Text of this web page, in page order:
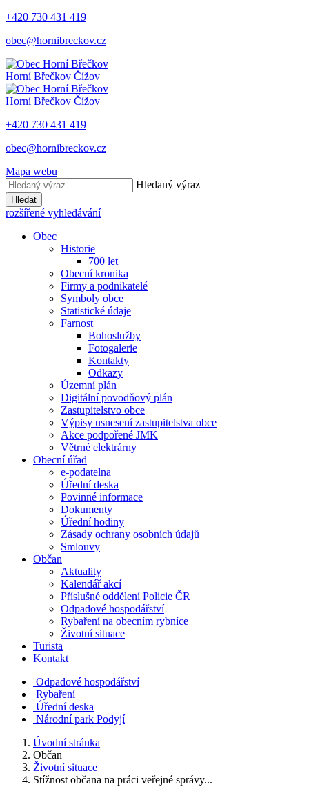
+420 730 431 419
obec@hornibreckov.cz
Horní Břečkov Čížov
Horní Břečkov Čížov
+420 730 431 419
obec@hornibreckov.cz
Mapa webu
Hledaný výraz
Hledat
rozšířené vyhledávání
Obec
Historie
700 let
Obecní kronika
Firmy a podnikatelé
Symboly obce
Statistické údaje
Farnost
Bohoslužby
Fotogalerie
Kontakty
Odkazy
Územní plán
Digitální povodňový plán
Zastupitelstvo obce
Výpisy usnesení zastupitelstva obce
Akce podpořené JMK
Větrné elektrárny
Obecní úřad
e-podatelna
Úřední deska
Povinné informace
Dokumenty
Úřední hodiny
Zásady ochrany osobních údajů
Smlouvy
Občan
Aktuality
Kalendář akcí
Příslušné oddělení Policie ČR
Odpadové hospodářství
Rybaření na obecním rybníce
Životní situace
Turista
Kontakt
Odpadové hospodářství
Rybaření
Úřední deska
Národní park Podyjí
Úvodní stránka
Občan
Životní situace
Stížnost občana na práci veřejné správy...